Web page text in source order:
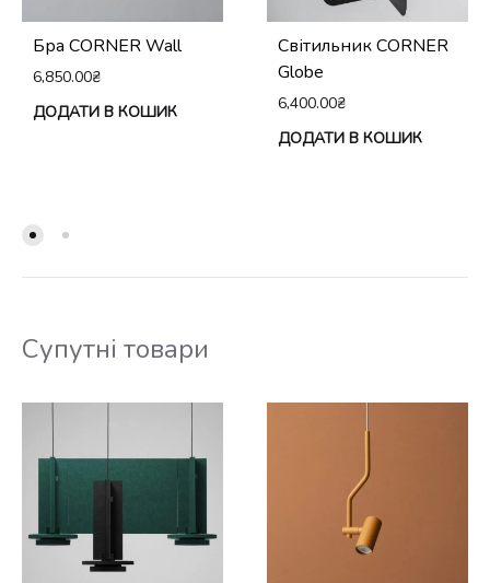
Бра CORNER Wall
6,850.00₴
ДОДАТИ В КОШИК
Світильник CORNER
Globe
6,400.00₴
ДОДАТИ В КОШИК
Супутні товари